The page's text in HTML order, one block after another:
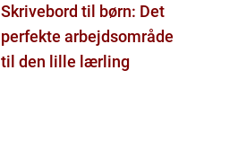
Skrivebord til børn: Det
perfekte arbejdsområde
til den lille lærling